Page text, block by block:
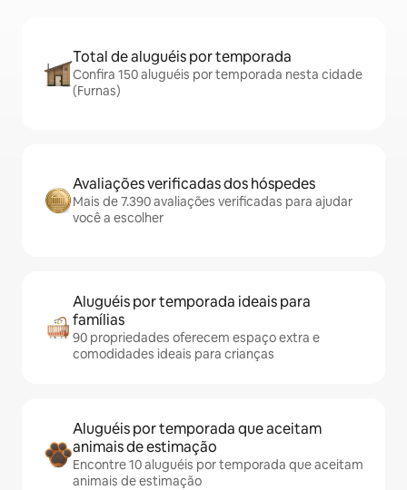
Total de aluguéis por temporada
Confira 150 aluguéis por temporada nesta cidade
(Furnas)
Avaliações verificadas dos hóspedes
Mais de 7.390 avaliações verificadas para ajudar
você a escolher
Aluguéis por temporada ideais para
famílias
90 propriedades oferecem espaço extra e
comodidades ideais para crianças
Aluguéis por temporada que aceitam
animais de estimação
Encontre 10 aluguéis por temporada que aceitam
animais de estimação